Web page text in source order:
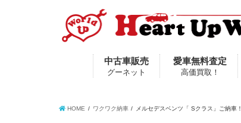
中古車販売
グーネット
愛車無料査定
高価買取！
HOME ワクワク納車 メルセデスベンツ「 Sクラス」ご納車！